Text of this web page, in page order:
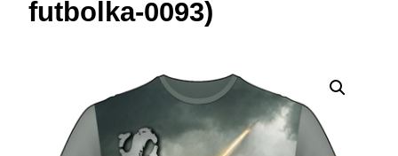
futbolka-0093)